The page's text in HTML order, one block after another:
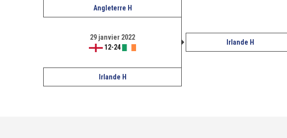
Angleterre H
29 janvier 2022
12-24
Irlande H
Irlande H